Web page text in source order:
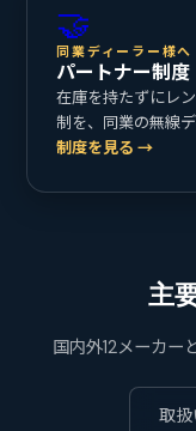
🤝
同業ディーラー様へ
パートナー制度
在庫を持たずにレ
制を、同業の無線
制度を見る →
主
国内外12メーカー
取扱